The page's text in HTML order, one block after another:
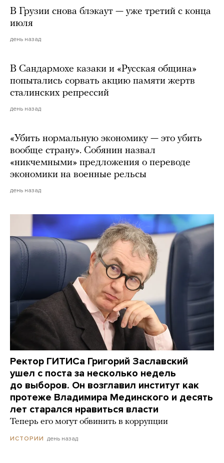
В Грузии снова блэкаут — уже третий с конца
июля
день назад
В Сандармохе казаки и «Русская община»
попытались сорвать акцию памяти жертв
сталинских репрессий
день назад
«Убить нормальную экономику — это убить
вообще страну». Собянин назвал
«никчемными» предложения о переводе
экономики на военные рельсы
день назад
Ректор ГИТИСа Григорий Заславский
ушел с поста за несколько недель
до выборов. Он возглавил институт как
протеже Владимира Мединского и десять
лет старался нравиться власти
Теперь его могут обвинить в коррупции
ИСТОРИИ день назад